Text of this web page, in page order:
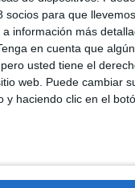
para que
información más
en cuenta que
usted tiene el
web. Puede cambiar
haciendo clic en el